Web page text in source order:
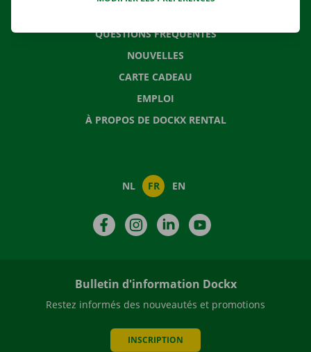
QUESTIONS FRÉQUENTES
NOUVELLES
CARTE CADEAU
EMPLOI
À PROPOS DE DOCKX RENTAL
NL FR EN
FacebookInstagramLinkedIn
Bulletin d'information Dockx
Restez informés des nouveautés et promotions
INSCRIPTION